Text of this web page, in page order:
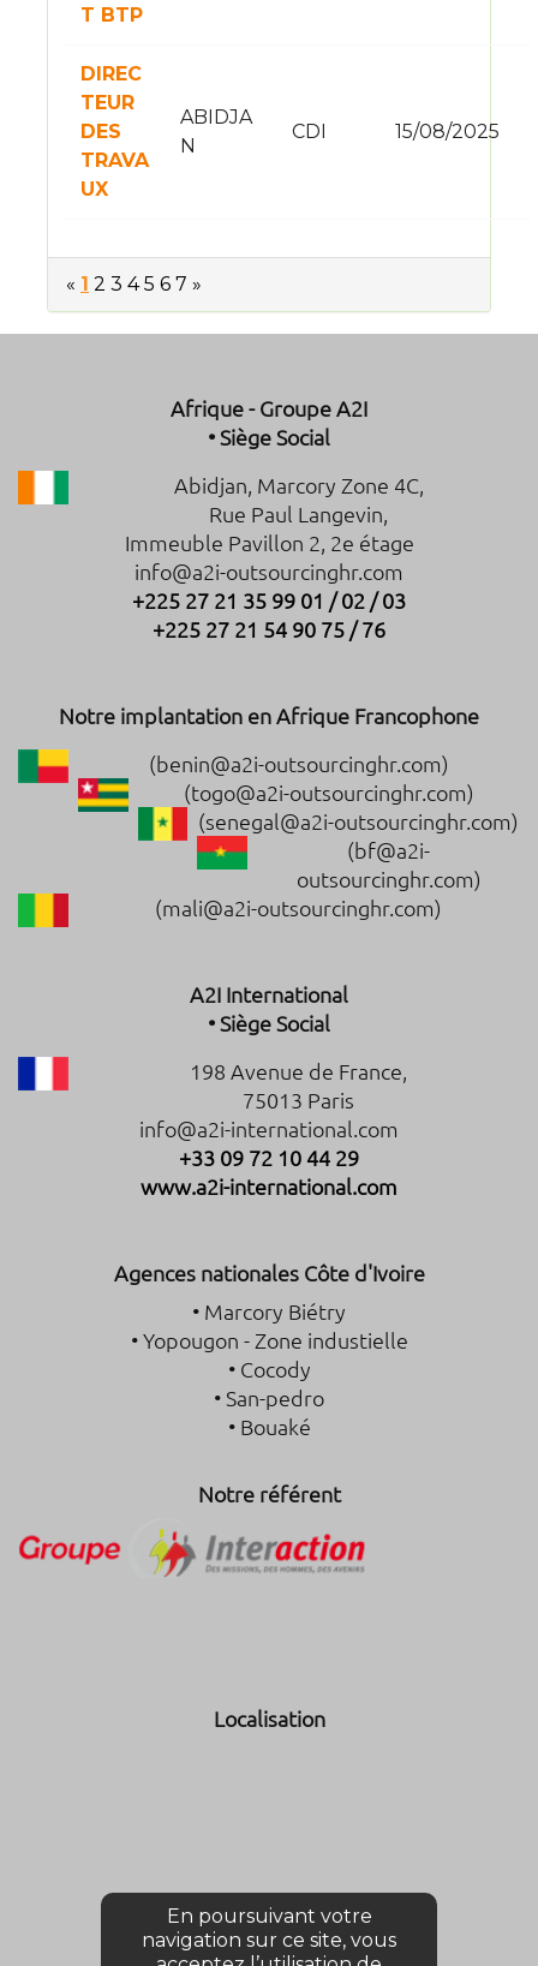
T BTP
DIREC
TEUR
DES
TRAVA
UX
ABIDJA
N
CDI 15/08/2025
« 1 2 3 4 5 6 7 »
Afrique - Groupe A2I
• Siège Social
Abidjan, Marcory Zone 4C,
Rue Paul Langevin,
Immeuble Pavillon 2, 2e étage
info@a2i-outsourcinghr.com
+225 27 21 35 99 01 / 02 / 03
+225 27 21 54 90 75 / 76
Notre implantation en Afrique Francophone
(benin@a2i-outsourcinghr.com)
(togo@a2i-outsourcinghr.com)
(senegal@a2i-outsourcinghr.com)
(bf@a2i-
outsourcinghr.com)
(mali@a2i-outsourcinghr.com)
A2I International
• Siège Social
198 Avenue de France,
75013 Paris
info@a2i-international.com
+33 09 72 10 44 29
www.a2i-international.com
Agences nationales Côte d'Ivoire
• Marcory Biétry
• Yopougon - Zone industielle
• Cocody
• San-pedro
• Bouaké
Notre référent
Localisation
En poursuivant votre
navigation sur ce site, vous